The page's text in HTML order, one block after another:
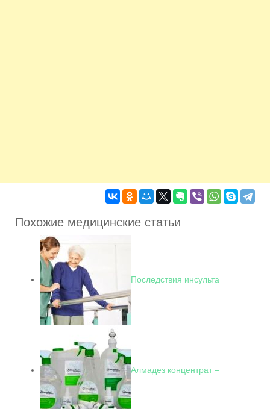
Похожие медицинские статьи
Последствия инсульта
Алмадез концентрат –